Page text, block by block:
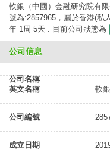
軟銀（中國）金融研究院有
號為:2857965，屬於香港(私
年 1周 5天 . 目前公司狀態為
公司信息
公司名稱
英文名稱
軟
公司編號
成立日期